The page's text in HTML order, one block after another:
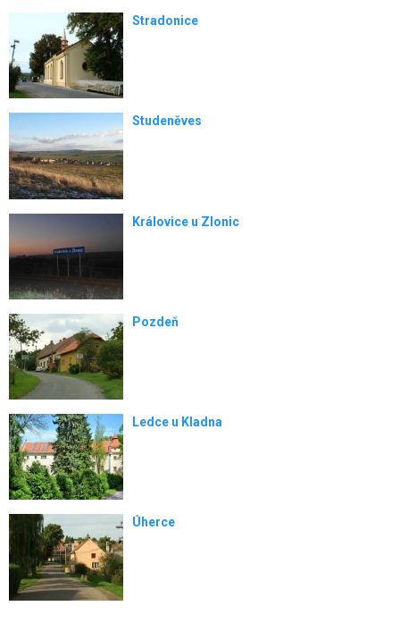
Stradonice
Studeněves
Královice u Zlonic
Pozdeň
Ledce u Kladna
Úherce